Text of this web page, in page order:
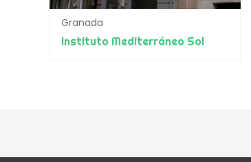
Granada
Instituto Mediterráneo Sol